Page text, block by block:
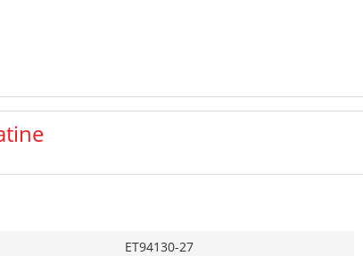
ET94130-27